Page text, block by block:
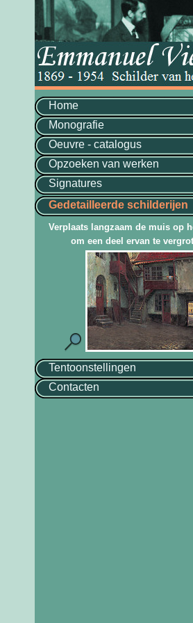
Home
Monografie
Oeuvre - catalogus
Opzoeken van werken
Signatures
Gedetailleerde schilderijen
Verplaats langzaam de muis op
om een deel ervan te
Tentoonstellingen
Contacten